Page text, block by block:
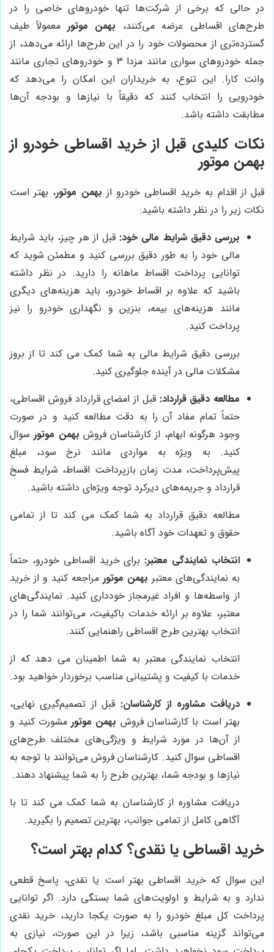
در حالی که برخی از شرکت‌ها تنها خودروهای خاصی را در
طرح‌های اقساطی عرضه می‌کنند، بهمن موتورمعمولاً طیف
گسترده‌تری از محصولات خود را در این طرح‌ها ارائه می‌دهد، از
جمله خودروهای سواری مانند مزدا 3 و خودروهای تجاری مانند
وانت کارا. این تنوع، به خریداران این امکان را می‌دهد که
خودرویی را انتخاب کنند که دقیقاً با نیازها و بودجه آن‌ها
مطابقت داشته باشد.
نکات کلیدی قبل از خرید اقساطی خودرو از
بهمن موتور
قبل از اقدام به خرید اقساطی خودرو از بهمن موتور، بهتر است
نکات زیر را در نظر داشته باشید:
بررسی دقیق شرایط مالی خود: قبل از هر چیز، باید شرایط
مالی خود را به طور دقیق بررسی کنید و مطمئن شوید که
توانایی پرداخت اقساط ماهانه را دارید. در نظر داشته
باشید که علاوه بر اقساط خودرو، باید هزینه‌های دیگری
مانند هزینه‌های بیمه، بنزین و نگهداری خودرو را نیز
پرداخت کنید.
بررسی دقیق شرایط مالی به شما کمک می کند تا از بروز
مشکلات مالی در آینده جلوگیری کنید.
مطالعه دقیق قرارداد: قبل از امضای قرارداد فروش اقساطی،
حتماً تمام مفاد آن را به دقت مطالعه کنید و در صورت
وجود هرگونه ابهام، از کارشناسان فروش بهمن موتورسوال
کنید. به ویژه به مواردی مانند نرخ سود، مبلغ
پیش‌پرداخت، مدت زمان بازپرداخت اقساط، شرایط فسخ
قرارداد و جریمه‌های دیرکرد توجه ویژه‌ای داشته باشید.
مطالعه دقیق قرارداد به شما کمک می کند تا از تمامی
حقوق و تعهدات خود آگاه باشید.
انتخاب نمایندگی معتبر: برای خرید اقساطی خودرو، حتماً
به نمایندگی‌های معتبر بهمن موتور مراجعه کنید و از خرید
از واسطه‌ها و افراد غیرمجاز خودداری کنید. نمایندگی‌های
معتبر، علاوه بر ارائه خدمات باکیفیت، می‌توانند شما را در
انتخاب بهترین طرح اقساطی راهنمایی کنند.
انتخاب نمایندگی معتبر به شما اطمینان می دهد که از
خدمات با کیفیت و پشتیبانی مناسب برخوردار خواهید بود.
دریافت مشاوره از کارشناسان: قبل از تصمیم‌گیری نهایی،
بهتر است با کارشناسان فروش بهمن موتورمشورت کنید و
از آن‌ها در مورد شرایط و ویژگی‌های مختلف طرح‌های
اقساطی سوال کنید. کارشناسان فروش می‌توانند با توجه به
نیازها و بودجه شما، بهترین طرح را به شما پیشنهاد دهند.
دریافت مشاوره از کارشناسان به شما کمک می کند تا با
آگاهی کامل از تمامی جوانب، بهترین تصمیم را بگیرید.
خرید اقساطی یا نقدی؟ کدام بهتر است؟
این سوال که خرید اقساطی بهتر است یا نقدی، پاسخ قطعی
ندارد و به شرایط و اولویت‌های شما بستگی دارد. اگر توانایی
پرداخت کل مبلغ خودرو را به صورت یکجا دارید، خرید نقدی
می‌تواند گزینه مناسبی باشد، زیرا در این صورت، نیازی به